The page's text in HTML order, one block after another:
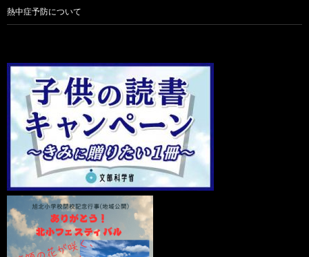
熱中症予防について